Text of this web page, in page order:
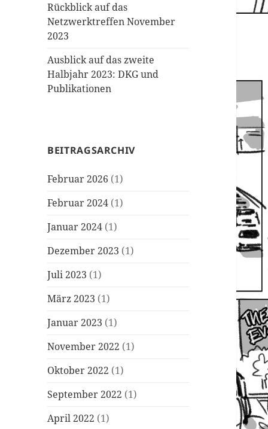
Rückblick auf das
Netzwerktreffen November
2023
Ausblick auf das zweite
Halbjahr 2023: DKG und
Publikationen
BEITRAGSARCHIV
Februar 2026 (1)
Februar 2024 (1)
Januar 2024 (1)
Dezember 2023 (1)
Juli 2023 (1)
März 2023 (1)
Januar 2023 (1)
November 2022 (1)
Oktober 2022 (1)
September 2022 (1)
April 2022 (1)